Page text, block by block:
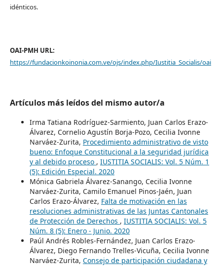
idénticos.
OAI-PMH URL:
https://fundacionkoinonia.com.ve/ojs/index.php/Iustitia_Socialis/oai
Artículos más leídos del mismo autor/a
Irma Tatiana Rodríguez-Sarmiento, Juan Carlos Erazo-
Álvarez, Cornelio Agustín Borja-Pozo, Cecilia Ivonne
Narváez-Zurita, Procedimiento administrativo de visto
bueno: Enfoque Constitucional a la seguridad jurídica
y al debido proceso , IUSTITIA SOCIALIS: Vol. 5 Núm. 1
(5): Edición Especial. 2020
Mónica Gabriela Álvarez-Sanango, Cecilia Ivonne
Narváez-Zurita, Camilo Emanuel Pinos-Jaén, Juan
Carlos Erazo-Álvarez, Falta de motivación en las
resoluciones administrativas de las Juntas Cantonales
de Protección de Derechos , IUSTITIA SOCIALIS: Vol. 5
Núm. 8 (5): Enero - Junio. 2020
Paúl Andrés Robles-Fernández, Juan Carlos Erazo-
Álvarez, Diego Fernando Trelles-Vicuña, Cecilia Ivonne
Narváez-Zurita, Consejo de participación ciudadana y